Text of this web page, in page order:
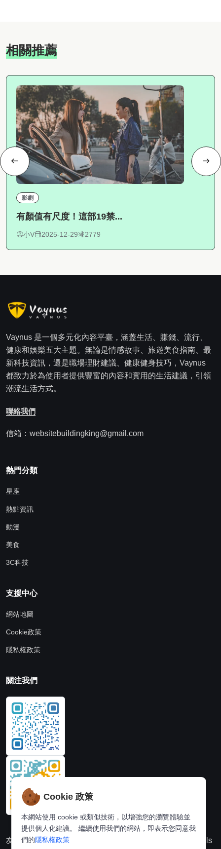
相關推薦
影劇
有顏值有尺度！這部19禁...
小V 2025-12-29 2779
Vaynus 是一個多元化內容平臺，涵蓋生活、賺錢、流行、
健康和娛樂五大主題。無論是情感故事、旅遊美食指南、最
新科技資訊，還是職場理財建議、健康健身技巧，Vaynus
都致力於為使用者提供豐富的內容和實用的生活建議，引領
潮流生活方式。
聯絡我們
信箱：websitebuildingking@gmail.com
熱門分類
星座
熱點資訊
動漫
美食
3C科技
支援中心
網站地圖
Cookie政策
隱私權政策
關注我們
友情連結：動漫派 Hi,online tools
Cookie 政策
本網站使用 cookie 或類似技術，以增強您的瀏覽體驗並
提供個人化建議。 繼續使用我們的網站，即表示您同意我
們的隱私權政策